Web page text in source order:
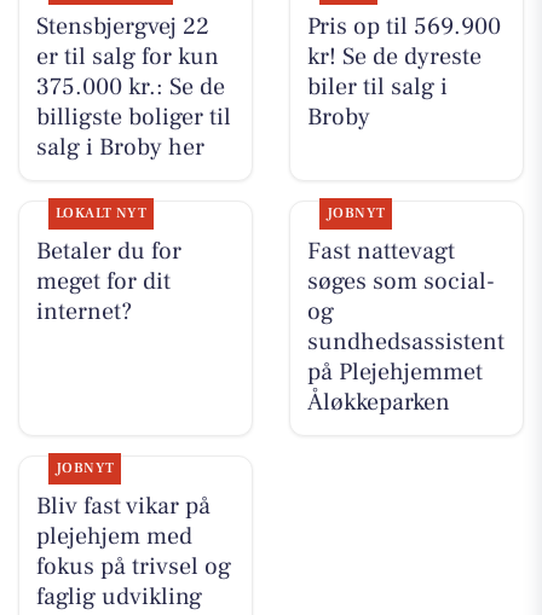
Stensbjergvej 22
er til salg for kun
375.000 kr.: Se de
billigste boliger til
salg i Broby her
Pris op til 569.900
kr! Se de dyreste
biler til salg i
Broby
LOKALT NYT
Betaler du for
meget for dit
internet?
JOBNYT
Fast nattevagt
søges som social-
og
sundhedsassistent
på Plejehjemmet
Åløkkeparken
JOBNYT
Bliv fast vikar på
plejehjem med
fokus på trivsel og
faglig udvikling